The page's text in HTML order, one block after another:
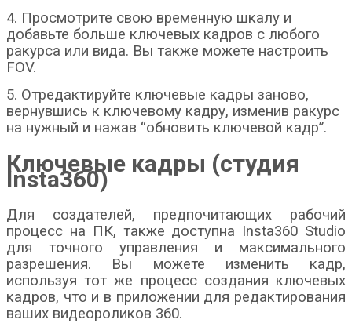
4. Просмотрите свою временную шкалу и
добавьте больше ключевых кадров с любого
ракурса или вида. Вы также можете настроить
FOV.
5. Отредактируйте ключевые кадры заново,
вернувшись к ключевому кадру, изменив ракурс
на нужный и нажав “обновить ключевой кадр”.
Ключевые кадры (студия
Insta360)
Для создателей, предпочитающих рабочий
процесс на ПК, также доступна Insta360 Studio
для точного управления и максимального
разрешения. Вы можете изменить кадр,
используя тот же процесс создания ключевых
кадров, что и в приложении для редактирования
ваших видеороликов 360.